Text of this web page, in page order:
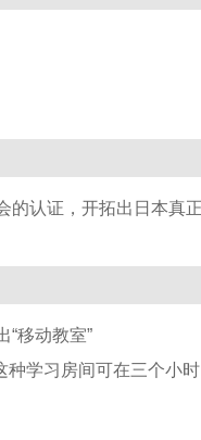
的认证，开拓出日本真正
移动教室”
种学习房间可在三个小时